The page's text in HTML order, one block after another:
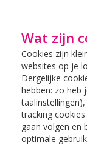
Wat zijn
Cookies zijn
websites op je
Dergelijke
hebben: zo heb
tracking
gaan volgen en
optimale